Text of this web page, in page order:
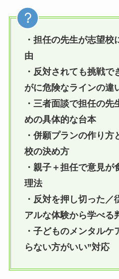
・担任の先生が志望校
由
・反対されても挑戦
がに危険なラインの違
・三者面談で担任の先
めの具体的な台本
・併願プランの作り方
校の決め方
・親子＋担任で意見
理法
・反対を押し切った／
アルな体験から学べる
・子どものメンタルケ
らない方がいい”対応